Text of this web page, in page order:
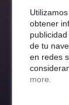
Menaje
Para Tu
Jardín
obtener
de tu
en redes
more.